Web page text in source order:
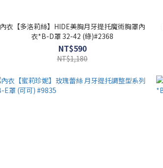
內衣【多洛莉絲】HIDE美胸月牙提托魔術胸罩內
衣*B-D罩 32-42 (綠)#2368
NT$590
NT$1,180